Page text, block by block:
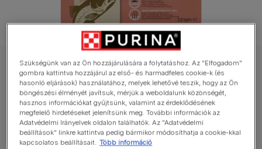
DOG CHOW száraz eledel kutyáknak
DOG CHOW Sensitive Adult lazaccal száraz
eledel felnőtt kutyáknak
Még nincs értékelés
Szükségünk van az Ön hozzájárulására a folytatáshoz. Az "Elfogadom"
gombra kattintva hozzájárul az első- és harmadfeles cookie-k (és
hasonló eljárások) használatához, melyek lehetővé teszik, hogy az Ön
böngészési élményét javítsuk, mérjük a weboldalunk közönségét,
hasznos információkat gyűjtsünk, valamint az érdeklődésének
megfelelő hirdetéseket jelenítsünk meg. További információk az
Adatvédelmi Irányelvek oldalon találhatók. Az "Adatvédelmi
beállítások" linkre kattintva pedig bármikor módosíthatja a cookie-kkal
kapcsolatos beállításait. Több információ